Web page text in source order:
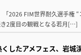
2026 FIM世界耐久選手権 “
2度目の観戦となる若月[…]
したアメフェス、岩城